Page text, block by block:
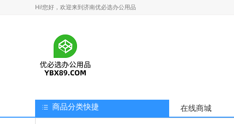
Hi!您好，欢迎来到济南优必选办公用品
商品分类快捷 在线商城